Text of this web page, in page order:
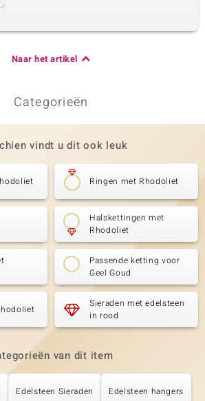
Rond geslepen
Cambodja
Naar het artikel
Categorieën
vindt u dit ook leuk
Ringen met Rhodoliet
Halskettingen met
Rhodoliet
Passende ketting voor
Geel Goud
Sieraden met edelsteen
in rood
van dit item
Edelsteen Sieraden Edelsteen hangers